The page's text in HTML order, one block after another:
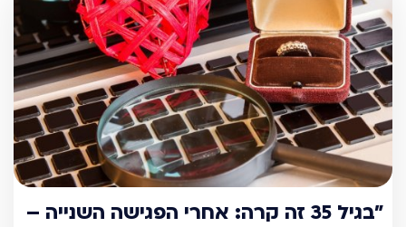
"בגיל 35 זה קרה: אחרי הפגישה השנייה –